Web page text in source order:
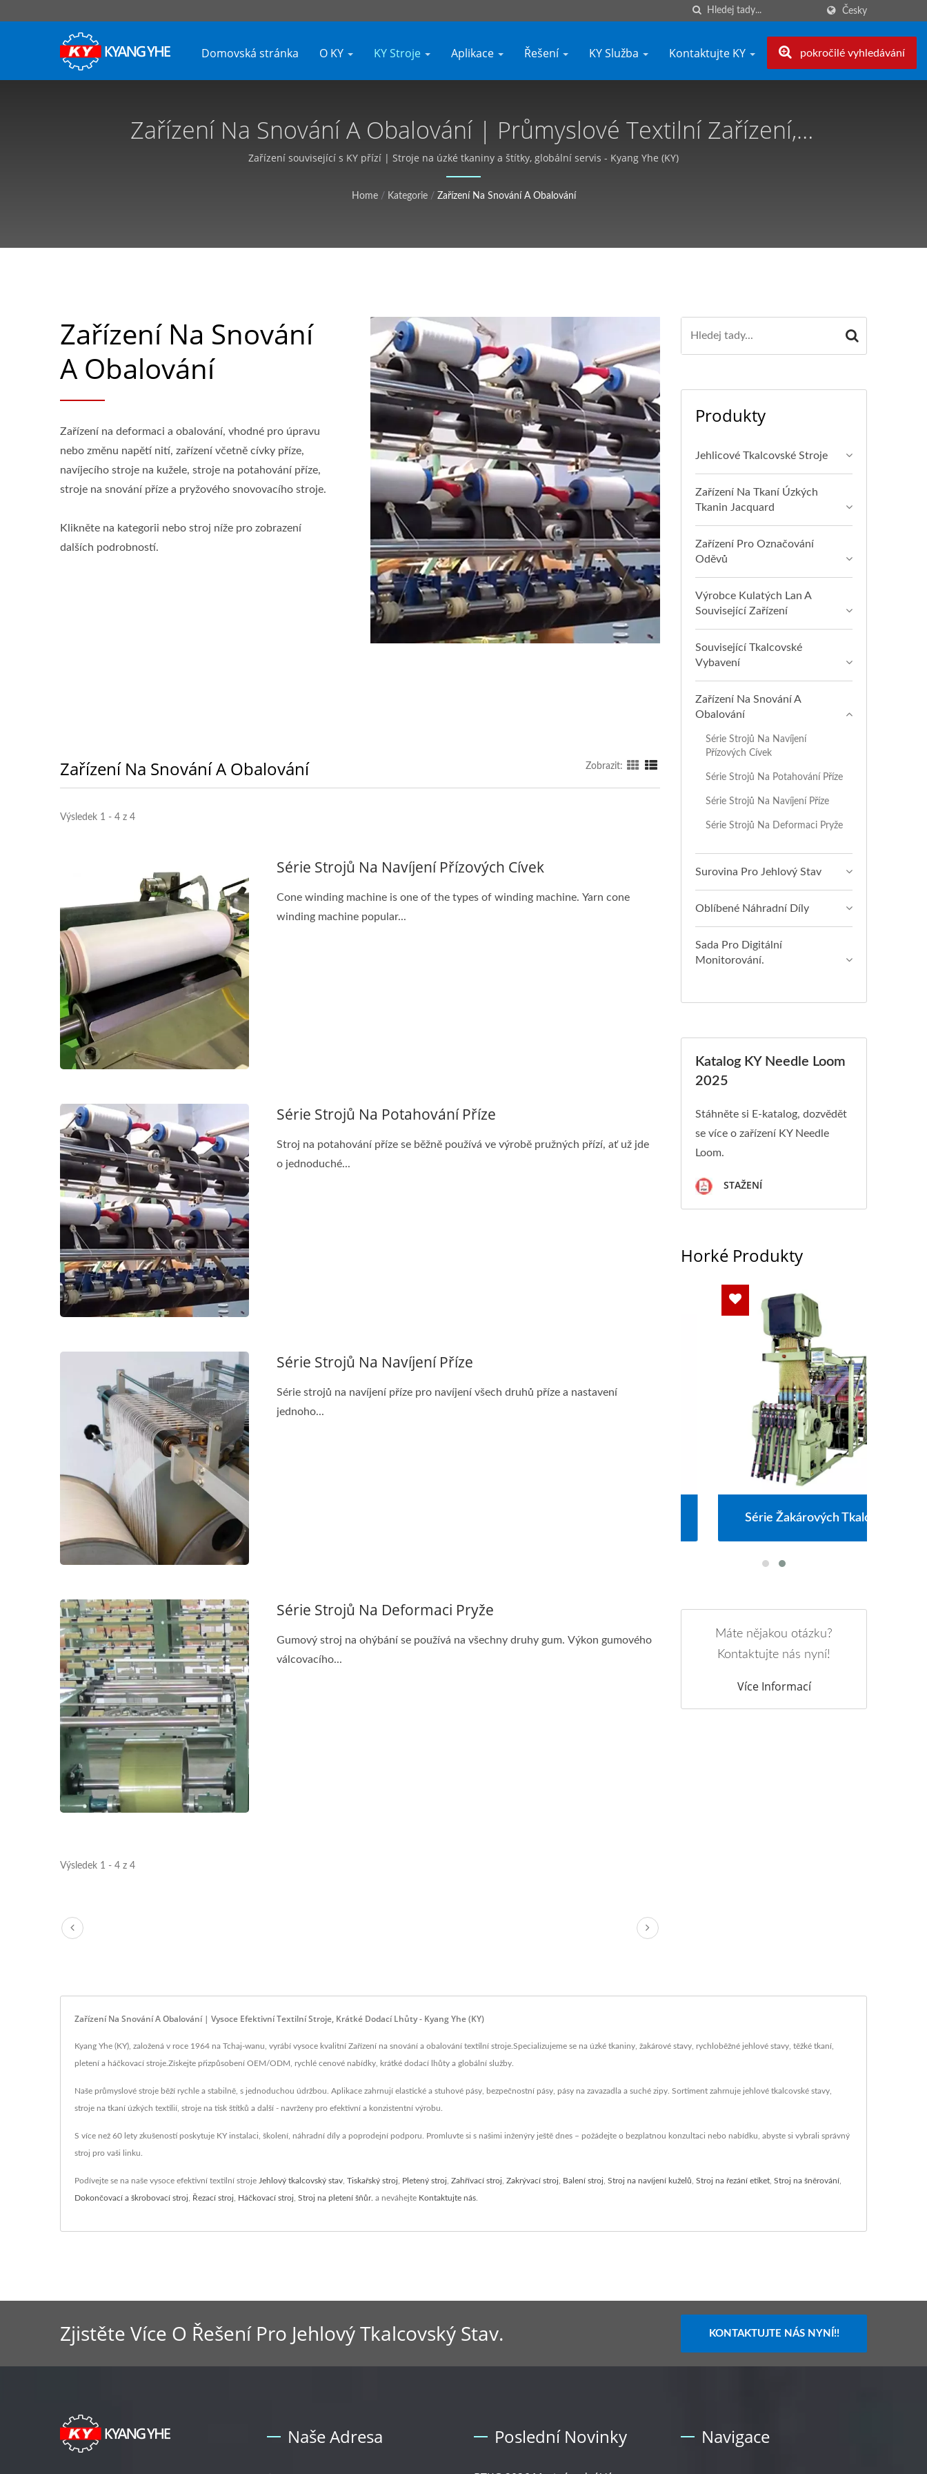
Česky
Domovská stránka O KY KY Stroje Aplikace Řešení KY Služba Kontaktujte KY pokročilé vyhledávání
Zařízení Na Snování A Obalování | Průmyslové Textilní Zařízení,
Přizpůsobitelné, Bezplatná Nabídka - Kyang Yhe (KY)
Zařízení související s KY přízí | Stroje na úzké tkaniny a štítky, globální servis - Kyang Yhe (KY)
Home / Kategorie / Zařízení Na Snování A Obalování
Zařízení Na Snování
A Obalování
Zařízení na deformaci a obalování, vhodné pro úpravu
nebo změnu napětí nití, zařízení včetně cívky příze,
navíjecího stroje na kužele, stroje na potahování příze,
stroje na snování příze a pryžového snovovacího stroje.
Klikněte na kategorii nebo stroj níže pro zobrazení
dalších podrobností.
Zařízení Na Snování A Obalování Zobrazit:
Výsledek 1 - 4 z 4
Série Strojů Na Navíjení Přízových Cívek
Cone winding machine is one of the types of winding machine. Yarn cone
winding machine popular...
Série Strojů Na Potahování Příze
Stroj na potahování příze se běžně používá ve výrobě pružných přízí, ať už jde
o jednoduché...
Série Strojů Na Navíjení Příze
Série strojů na navíjení příze pro navíjení všech druhů příze a nastavení
jednoho...
Série Strojů Na Deformaci Pryže
Gumový stroj na ohýbání se používá na všechny druhy gum. Výkon gumového
válcovacího...
Výsledek 1 - 4 z 4
Produkty
Jehlicové Tkalcovské Stroje
Zařízení Na Tkaní Úzkých
Tkanin Jacquard
Zařízení Pro Označování
Oděvů
Výrobce Kulatých Lan A
Související Zařízení
Související Tkalcovské
Vybavení
Zařízení Na Snování A
Obalování
Série Strojů Na Navíjení
Přízových Cívek
Série Strojů Na Potahování Příze
Série Strojů Na Navíjení Příze
Série Strojů Na Deformaci Pryže
Surovina Pro Jehlový Stav
Oblíbené Náhradní Díly
Sada Pro Digitální
Monitorování.
Katalog KY Needle Loom
2025
Stáhněte si E-katalog, dozvědět
se více o zařízení KY Needle
Loom.
STAŽENÍ
Horké Produkty
Série Tkalců S Jehlou Série Žakárových Tkalců
Máte nějakou otázku?
Kontaktujte nás nyní!
Více Informací
Zařízení Na Snování A Obalování | Vysoce Efektivní Textilní Stroje, Krátké Dodací Lhůty - Kyang Yhe (KY)
Kyang Yhe (KY), založená v roce 1964 na Tchaj-wanu, vyrábí vysoce kvalitní Zařízení na snování a obalování textilní stroje.Specializujeme se na úzké tkaniny, žakárové stavy, rychloběžné jehlové stavy, těžké tkaní,
pletení a háčkovací stroje.Získejte přizpůsobení OEM/ODM, rychlé cenové nabídky, krátké dodací lhůty a globální služby.
Naše průmyslové stroje běží rychle a stabilně, s jednoduchou údržbou. Aplikace zahrnují elastické a stuhové pásy, bezpečnostní pásy, pásy na zavazadla a suché zipy. Sortiment zahrnuje jehlové tkalcovské stavy,
stroje na tkaní úzkých textilií, stroje na tisk štítků a další - navrženy pro efektivní a konzistentní výrobu.
S více než 60 lety zkušeností poskytuje KY instalaci, školení, náhradní díly a poprodejní podporu. Promluvte si s našimi inženýry ještě dnes – požádejte o bezplatnou konzultaci nebo nabídku, abyste si vybrali správný
stroj pro vaši linku.
Podívejte se na naše vysoce efektivní textilní stroje Jehlový tkalcovský stav Tiskařský stroj Pletený stroj Zahřívací stroj Zakrývací stroj Balení stroj Stroj na navíjení kuželů Stroj na řezání etiket Stroj na šněrování
Dokončovací a škrobovací stroj Řezací stroj Háčkovací stroj Stroj na pletení šňůr. a neváhejte Kontaktujte nás
Zjistěte Více O Řešení Pro Jehlový Tkalcovský Stav. KONTAKTUJTE NÁS NYNÍ!!
Naše Adresa Poslední Novinky Navigace